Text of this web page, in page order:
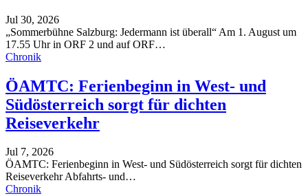
Jul 30, 2026
„Sommerbühne Salzburg: Jedermann ist überall“ Am 1. August um
17.55 Uhr in ORF 2 und auf ORF…
Chronik
ÖAMTC: Ferienbeginn in West- und
Südösterreich sorgt für dichten
Reiseverkehr
Jul 7, 2026
ÖAMTC: Ferienbeginn in West- und Südösterreich sorgt für dichten
ReiseverkehrAbfahrts- und…
Chronik